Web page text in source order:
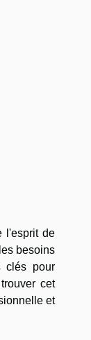
l'esprit de
besoins
clés pour
cet
et